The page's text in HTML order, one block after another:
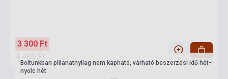
3 300 Ft
Boltunkban pillanatnyilag nem kapható, várható beszerzési idő hét-
nyolc hét